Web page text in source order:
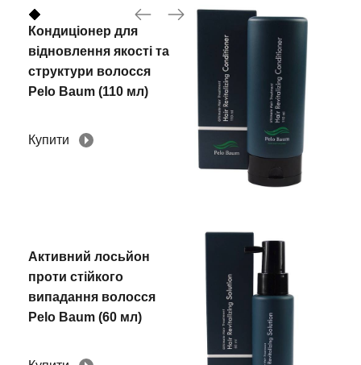
Кондиціонер для
відновлення якості та
структури волосся
Pelo Baum (110 мл)
Купити
Активний лосьйон
проти стійкого
випадання волосся
Pelo Baum (60 мл)